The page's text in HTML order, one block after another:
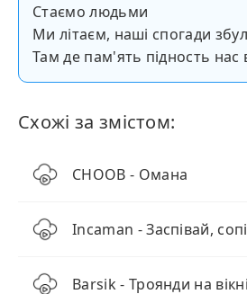
Стаємо людьми
Ми літаєм, наші спогади
Там де пам'ять підность нас
Схожі за змістом:
CHOOB - Омана
Incaman - Заспівай,
Barsik - Троянди на вікні